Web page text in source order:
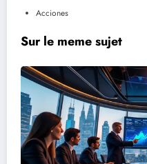
Acciones
Sur le meme sujet